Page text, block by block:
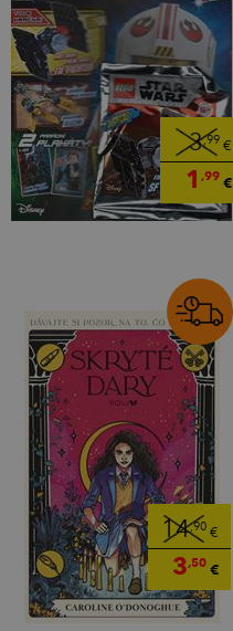
3,99 €
1 ,99€
14,90 €
3,50 €